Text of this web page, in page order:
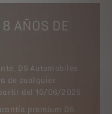
8 AÑOS DE
DS Automobiles
de cualquier
del 10/06/2025
premium DS